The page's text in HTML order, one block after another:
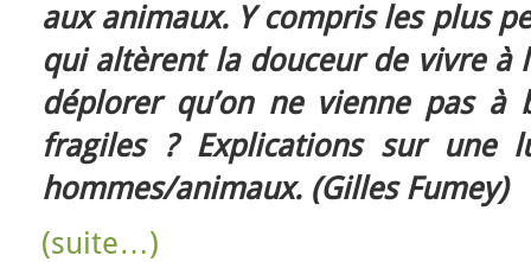
aux animaux. Y compris les plus
qui altèrent la douceur de vivre à
déplorer qu’on ne vienne pas à
fragiles ? Explications sur une
hommes/animaux. (Gilles Fumey)
(suite…)